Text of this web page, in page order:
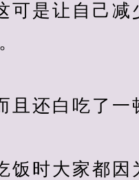
让自己减
白吃了一
大家都因